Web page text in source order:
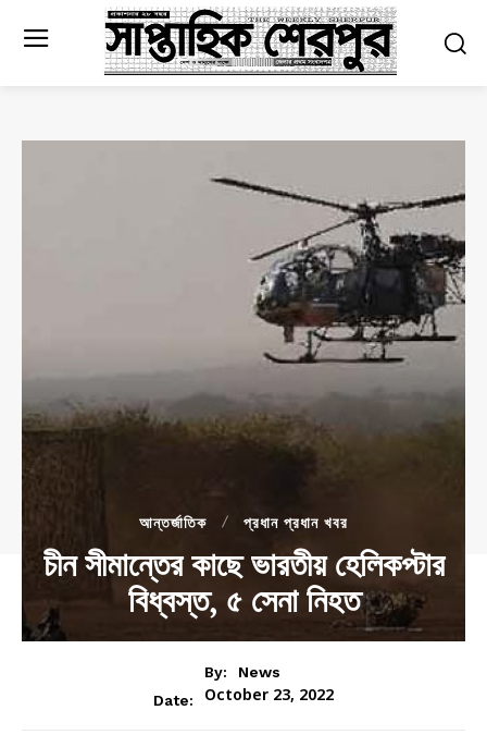
আন্তর্জাতিক প্রধান প্রধান খবর
চীন সীমান্তের কাছে ভারতীয় হেলিকপ্টার
বিধ্বস্ত, ৫ সেনা নিহত
By:
News
Date:
October 23, 2022